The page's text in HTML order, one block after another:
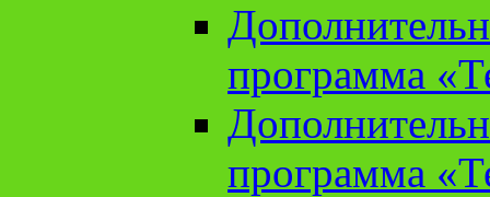
программа
программа